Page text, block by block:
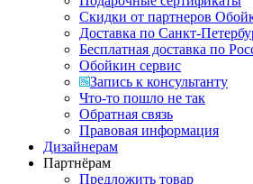
Скидки от партнеров
Доставка по Санкт-
Бесплатная доставка по
Обойкин сервис
Запись к консультанту
Что-то пошло не так
Обратная связь
Правовая информация
Дизайнерам
Партнёрам
Предложить товар